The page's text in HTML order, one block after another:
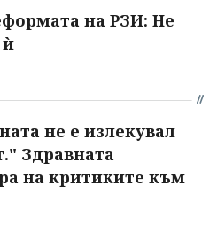
на РЗИ: Не
не е излекувал
Здравната
на критиките към